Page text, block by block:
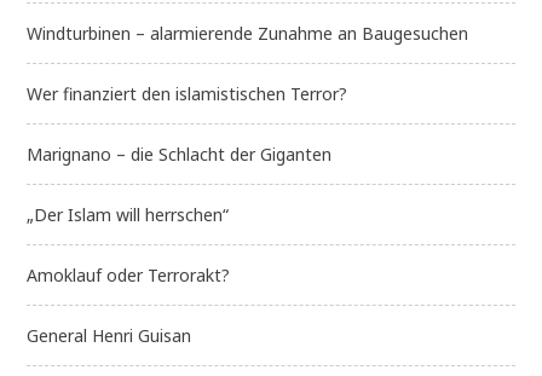
Windturbinen – alarmierende Zunahme an Baugesuchen
Wer finanziert den islamistischen Terror?
Marignano – die Schlacht der Giganten
„Der Islam will herrschen“
Amoklauf oder Terrorakt?
General Henri Guisan